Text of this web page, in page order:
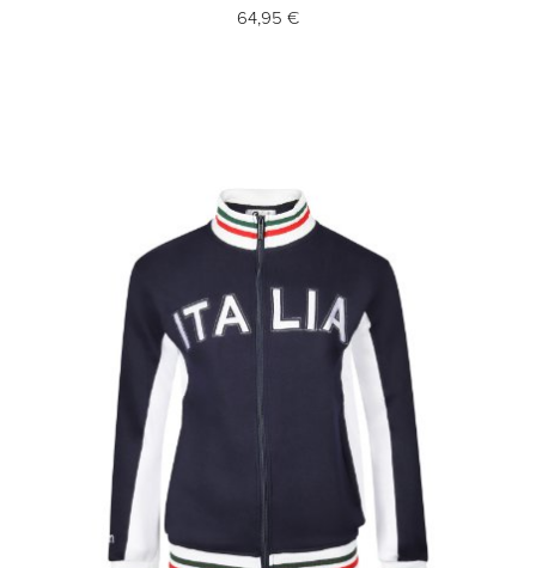
64,95 €